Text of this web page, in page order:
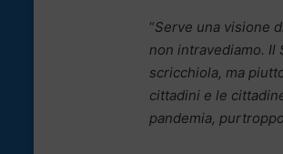
“Serve una visione
non intravediamo. Il
scricchiola, ma
cittadini e le
pandemia,